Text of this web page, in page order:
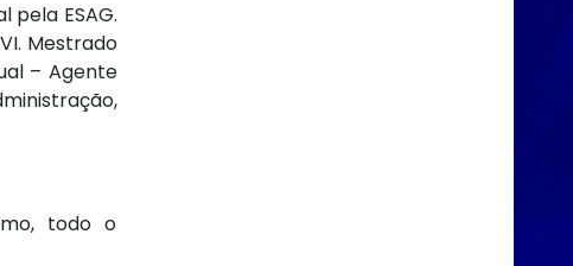
pela ESAG.
Mestrado
– Agente
todo o